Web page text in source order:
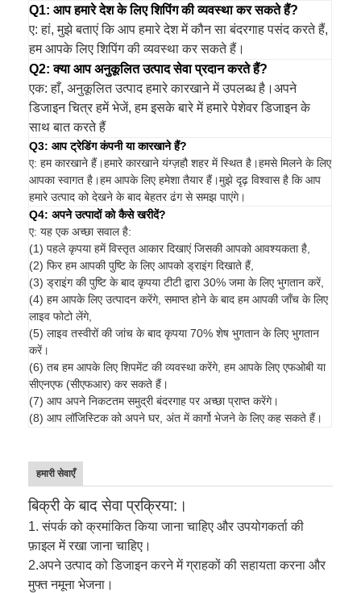
Q1: आप हमारे देश के लिए शिपिंग की व्यवस्था कर सकते हैं?
ए: हां, मुझे बताएं कि आप हमारे देश में कौन सा बंदरगाह पसंद करते हैं,
हम आपके लिए शिपिंग की व्यवस्था कर सकते हैं।
Q2: क्या आप अनुकूलित उत्पाद सेवा प्रदान करते हैं?
एक: हाँ, अनुकूलित उत्पाद हमारे कारखाने में उपलब्ध है।अपने
डिजाइन चित्र हमें भेजें, हम इसके बारे में हमारे पेशेवर डिजाइन के
साथ बात करते हैं
Q3: आप ट्रेडिंग कंपनी या कारखाने हैं?
ए: हम कारखाने हैं।हमारे कारखाने यंग्ज़हौ शहर में स्थित है।हमसे मिलने के लिए
आपका स्वागत है।हम आपके लिए हमेशा तैयार हैं।मुझे दृढ़ विश्वास है कि आप
हमारे उत्पाद को देखने के बाद बेहतर ढंग से समझ पाएंगे।
Q4: अपने उत्पादों को कैसे खरीदें?
ए: यह एक अच्छा सवाल है:
(1) पहले कृपया हमें विस्तृत आकार दिखाएं जिसकी आपको आवश्यकता है,
(2) फिर हम आपकी पुष्टि के लिए आपको ड्राइंग दिखाते हैं,
(3) ड्राइंग की पुष्टि के बाद कृपया टीटी द्वारा 30% जमा के लिए भुगतान करें,
(4) हम आपके लिए उत्पादन करेंगे, समाप्त होने के बाद हम आपकी जाँच के लिए
लाइव फोटो लेंगे,
(5) लाइव तस्वीरों की जांच के बाद कृपया 70% शेष भुगतान के लिए भुगतान
करें।
(6) तब हम आपके लिए शिपमेंट की व्यवस्था करेंगे, हम आपके लिए एफओबी या
सीएनएफ (सीएफआर) कर सकते हैं।
(7) आप अपने निकटतम समुद्री बंदरगाह पर अच्छा प्राप्त करेंगे।
(8) आप लॉजिस्टिक को अपने घर, अंत में कार्गो भेजने के लिए कह सकते हैं।
हमारी सेवाएँ
बिक्री के बाद सेवा प्रक्रिया:।
1. संपर्क को क्रमांकित किया जाना चाहिए और उपयोगकर्ता की
फ़ाइल में रखा जाना चाहिए।
2.अपने उत्पाद को डिजाइन करने में ग्राहकों की सहायता करना और
मुफ्त नमूना भेजना।